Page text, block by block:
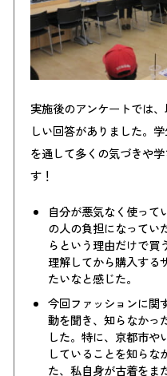
実施後のアンケートでは
しい回答がありました。
を通して多くの気づきや
す！
自分が悪気なく使って
の人の負担になってい
らという理由だけで買
理解してから購入する
たいなと感じた。
今回ファッションに関
動を聞き、知らなかっ
した。特に、京都市や
していることを知らな
た、私自身が古着をま